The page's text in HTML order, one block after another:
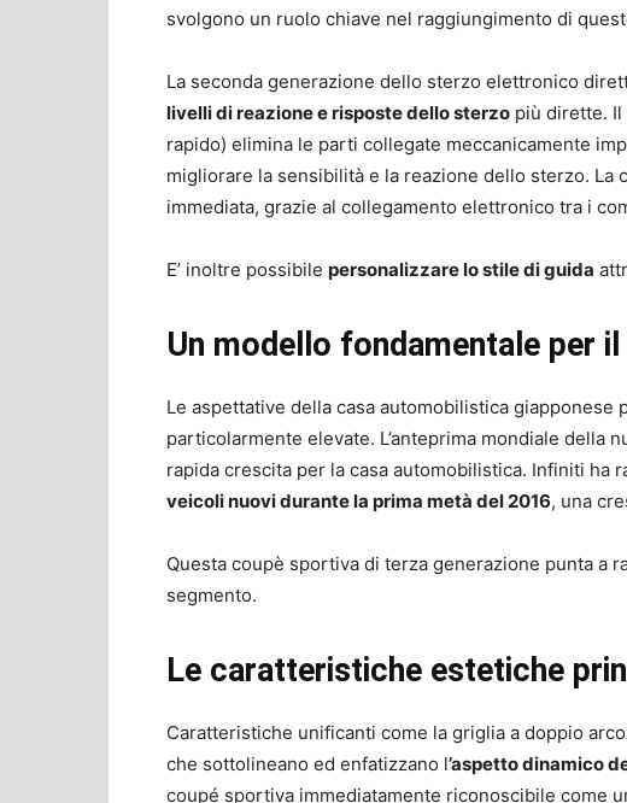
svolgono un ruolo chiave nel raggiungimento di
La seconda generazione dello sterzo elettronico
livelli di reazione e risposte dello sterzo più dirette.
rapido) elimina le parti collegate meccanicamente
migliorare la sensibilità e la reazione dello sterzo. La
immediata, grazie al collegamento elettronico tra i
E’ inoltre possibile personalizzare lo stile di guida
Un modello fondamentale per
Le aspettative della casa automobilistica giapponese
particolarmente elevate. L’anteprima mondiale della
rapida crescita per la casa automobilistica. Infiniti ha
veicoli nuovi durante la prima metà del 2016, una
Questa coupè sportiva di terza generazione punta a
segmento.
Le caratteristiche estetiche
Caratteristiche unificanti come la griglia a doppio
che sottolineano ed enfatizzano l’aspetto dinamico
coupé sportiva immediatamente riconoscibile come